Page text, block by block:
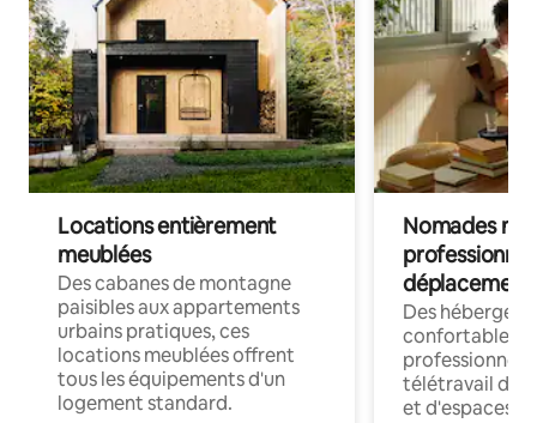
Locations entièrement
meublées
Des cabanes de montagne
paisibles aux appartements
urbains pratiques, ces
locations meublées offrent
tous les équipements d'un
logement standard.
Nomades
déplacement
Des
confortables
professionnels
télétravail
et d'espaces